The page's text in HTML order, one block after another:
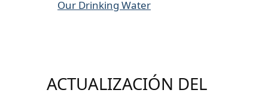
Our Drinking Water
ACTUALIZACIÓN DEL